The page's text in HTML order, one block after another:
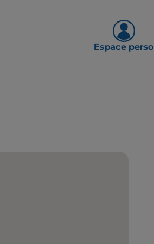
Espace perso